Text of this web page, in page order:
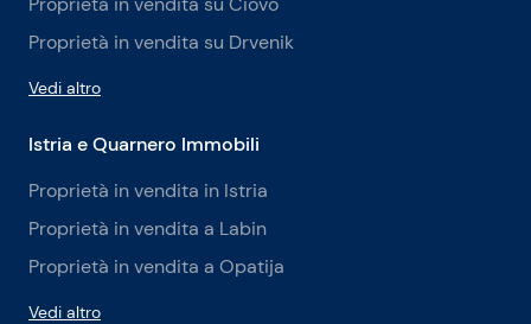
Proprietà in vendita su Drvenik
Vedi altro
Istria e Quarnero Immobili
Proprietà in vendita in Istria
Proprietà in vendita a Labin
Proprietà in vendita a Opatija
Vedi altro